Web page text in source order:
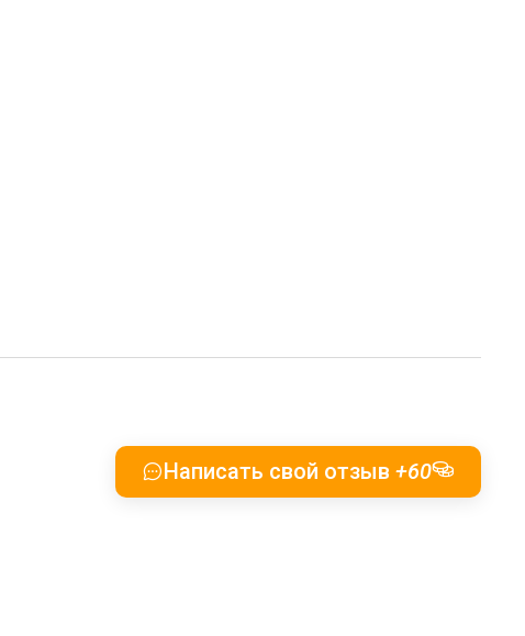
Написать свой отзыв +60